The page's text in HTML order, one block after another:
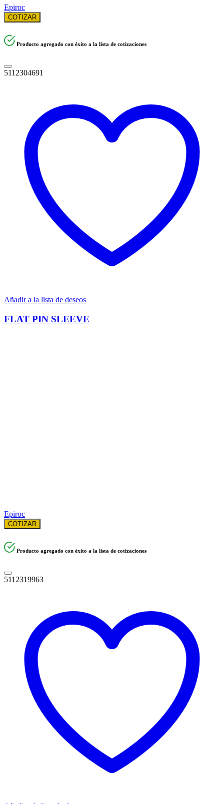
Epiroc
COTIZAR
Producto agregado con éxito a la lista de cotizaciones
5112304691
Añadir a la lista de deseos
FLAT PIN SLEEVE
Epiroc
COTIZAR
Producto agregado con éxito a la lista de cotizaciones
5112319963